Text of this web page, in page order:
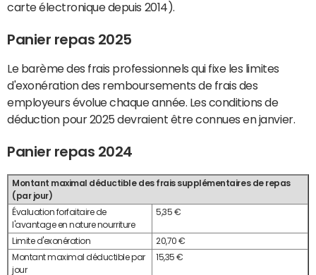
carte électronique depuis 2014).
Panier repas 2025
Le barème des frais professionnels qui fixe les limites
d'exonération des remboursements de frais des
employeurs évolue chaque année. Les conditions de
déduction pour 2025 devraient être connues en janvier.
Panier repas 2024
Montant maximal déductible des frais supplémentaires de repas
(par jour)
Évaluation forfaitaire de
l'avantage en nature nourriture
5,35 €
Limite d'exonération
20,70 €
Montant maximal déductible par
jour
15,35 €